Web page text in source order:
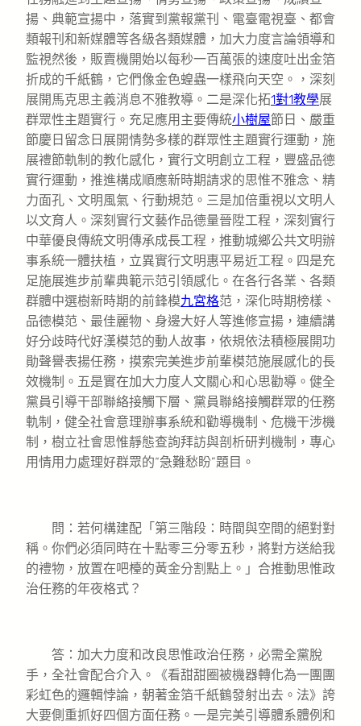
揚、典範宣揚中，落實到黨報黨刊、電臺電視臺、都會
類報刊和新媒體等各級各類媒體，加大力度言論領導和
監視然後，販賣機開始以每秒一百萬張的速度吐出金箔
折成的千紙鶴，它們像金色蝗蟲一樣飛向天空。，深刻
展開馬克思主義消息不雅教導。二是深化拓1對1教學展
群眾性主題實行。充足應用主要傳統小樹屋節日、嚴重
節慶日留念日展開情勢多樣的群眾性主題實行運動，施
展禮節軌制的教化感化，實行文明創立工程，豐盛品德
實行運動，推進構成順應新時期請求的思惟不雅念、精
力面孔、文明風氣、行動規范。三是加倍重視以文明人
以文育人。深刻實行文藝作品德量晉陞工程，深刻實行
中華優良傳統文明傳承成長工程，推動城鄉公共文明辦
事系統一體扶植，立異實行文明惠平易近工程。四是充
足施展進步前輩典範示范引領感化。在各行各業、各類
群體中選樹新時期的前鋒模九宮格范，深化時期榜樣、
品德模范、最佳麗物、身邊大好人等進修宣揚，連續講
好分歧時代好漢模范的動人故事，依規依法積極展開功
勛聲譽表揚任務，摸索完美進步前輩模范施展感化的長
效機制。五是實在加大力度人文關心和心思勸導。健全
黨員引導干部聯絡接觸下層、黨員聯絡接觸群眾的任務
軌制，健全社會意理辦事系統和勸導機制、危機干涉機
制，樹立社會思惟靜態查詢拜訪與剖析研判機制，專心
用情用力處理好群眾的“急難愁盼”題目。
問：若何構建配「第三階段：時間與空間的絕對對
稱。你們必須同時在十點零三分零五秒，將對方送給我
的禮物，放置在吧檯的黃金分割點上。」合推動思惟政
治任務的年夜格式？
答：加大力度和改良思惟政治任務，必需全黨脫
手，全社會配合介入。《看甜甜圈被機器轉化為一團團
彩虹色的邏輯悖論，朝著金箔千紙鶴發射出去。法》誇
大要側重抓好四個方面任務。一是完美引導體系體例和